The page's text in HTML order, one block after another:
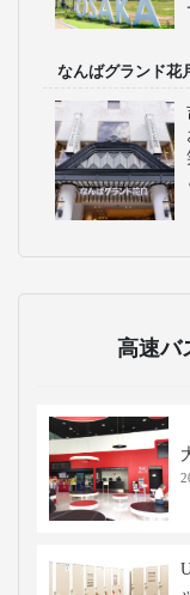
なんばグランド花
高速バ